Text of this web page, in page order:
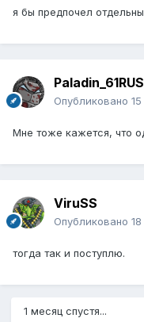
я бы предпочел
Paladin_61RUS
Опубликовано
Мне тоже кажется, что
ViruSS
Опубликовано
тогда так и поступлю.
1 месяц спустя...